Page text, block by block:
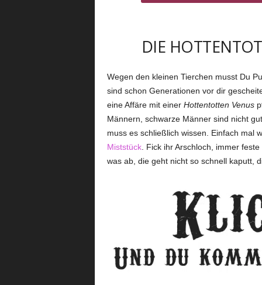
DIE
Wegen den kleinen Tierchen musst Du
sind schon Generationen vor dir
eine Affäre mit einer Hottentotten Venus
Männern, schwarze Männer sind nicht
muss es schließlich wissen. Einfach
Miststück. Fick ihr Arschloch, immer
was ab, die geht nicht so schnell kaputt,